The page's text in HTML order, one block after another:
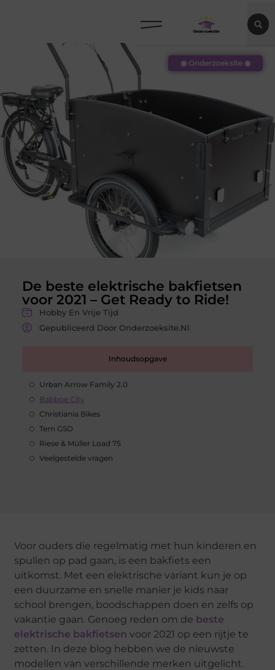
De beste elektrische bakfietsen
voor 2021 – Get Ready to Ride!
Hobby En Vrije Tijd
Gepubliceerd Door Onderzoeksite.nl
Inhoudsopgave
Urban Arrow Family 2.0
Babboe City
Christiania Bikes
Tern GSD
Riese & Müller Load 75
Veelgestelde vragen
◉ Onderzoeksite ◉
Voor ouders die regelmatig met hun kinderen en
spullen op pad gaan, is een bakfiets een
uitkomst. Met een elektrische variant kun je op
een duurzame en snelle manier je kids naar
school brengen, boodschappen doen en zelfs op
vakantie gaan. Genoeg reden om de beste
elektrische bakfietsen voor 2021 op een rijtje te
zetten. In deze blog hebben we de nieuwste
modellen van verschillende merken uitgelicht.